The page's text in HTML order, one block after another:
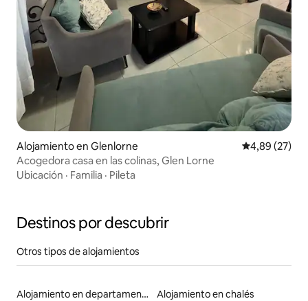
Alojamiento en Glenlorne Calificación
4,89 (27)
Acogedora casa en las colinas, Glen Lorne
Ubicación · Familia · Pileta
Destinos por descubrir
Otros tipos de alojamientos
Alojamiento en departamentos
Alojamiento en chalés